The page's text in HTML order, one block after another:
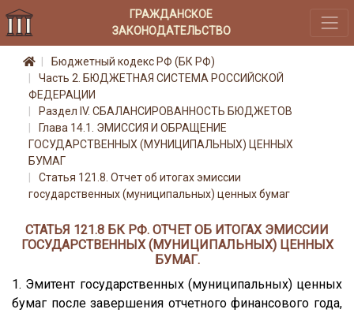
ГРАЖДАНСКОЕ
ЗАКОНОДАТЕЛЬСТВО
Бюджетный кодекс РФ (БК РФ)
Часть 2. БЮДЖЕТНАЯ СИСТЕМА РОССИЙСКОЙ
ФЕДЕРАЦИИ
Раздел IV. СБАЛАНСИРОВАННОСТЬ БЮДЖЕТОВ
Глава 14.1. ЭМИССИЯ И ОБРАЩЕНИЕ
ГОСУДАРСТВЕННЫХ (МУНИЦИПАЛЬНЫХ) ЦЕННЫХ
БУМАГ
Статья 121.8. Отчет об итогах эмиссии
государственных (муниципальных) ценных бумаг
СТАТЬЯ 121.8 БК РФ. ОТЧЕТ ОБ ИТОГАХ ЭМИССИИ
ГОСУДАРСТВЕННЫХ (МУНИЦИПАЛЬНЫХ) ЦЕННЫХ
БУМАГ.
1. Эмитент государственных (муниципальных) ценных
бумаг после завершения отчетного финансового года,